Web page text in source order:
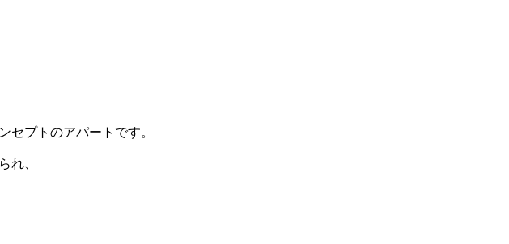
セプトのアパートです。
れ、